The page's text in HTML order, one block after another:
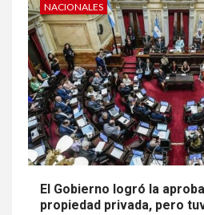
NACIONALES
El Gobierno logró la
propiedad privada, pero